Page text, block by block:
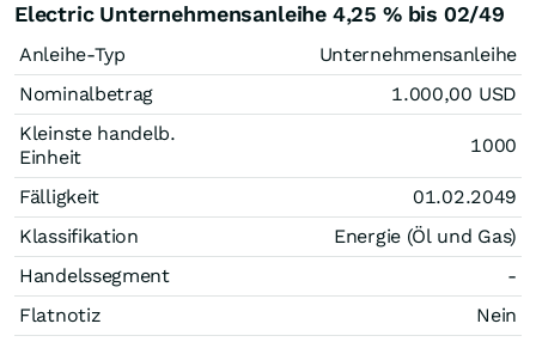
Electric Unternehmensanleihe 4,25 % bis 02/49
Anleihe-Typ
Unternehmensanleihe
Nominalbetrag
1.000,00 USD
Kleinste handelb.
Einheit
1000
Fälligkeit
01.02.2049
Klassifikation
Energie (Öl und Gas)
Handelssegment
-
Flatnotiz
Nein